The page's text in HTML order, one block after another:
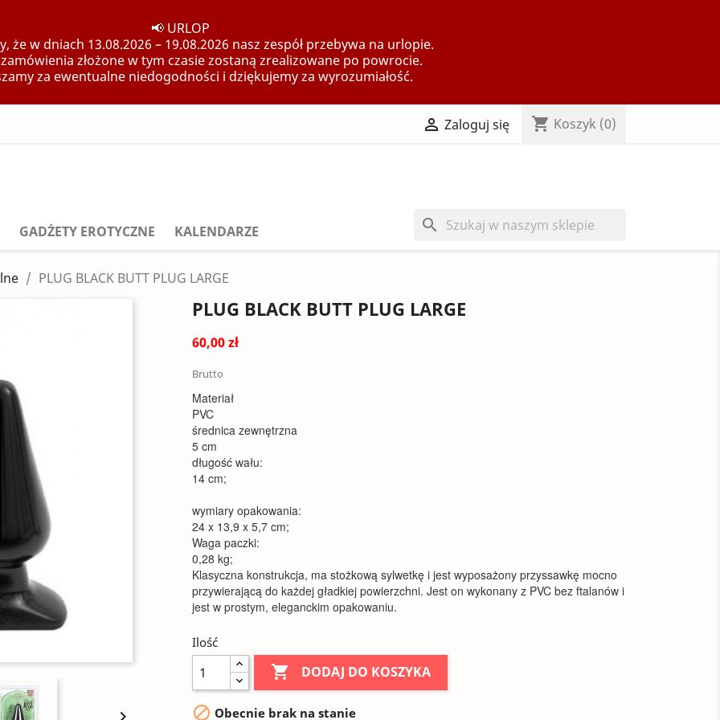
📢 URLOP
że w dniach 13.08.2026 – 19.08.2026 nasz zespół przebywa na urlopie.
złożone w tym czasie zostaną zrealizowane po powrocie.
za ewentualne niedogodności i dziękujemy za wyrozumiałość.
 Zaloguj się shopping_cart Koszyk (0)
GADŻETY EROTYCZNE KALENDARZE search
PLUG BLACK BUTT PLUG LARGE
PLUG BLACK BUTT PLUG LARGE
60,00 zł
Brutto
Materiał
PVC
średnica zewnętrzna
5 cm
długość wału:
14 cm;
wymiary opakowania:
24 x 13,9 x 5,7 cm;
Waga paczki:
0,28 kg;
Klasyczna konstrukcja, ma stożkową sylwetkę i jest wyposażony przyssawkę mocno
przywierającą do każdej gładkiej powierzchni. Jest on wykonany z PVC bez ftalanów i
jest w prostym, eleganckim opakowaniu.
Ilość
 DODAJ DO KOSZYKA
 Obecnie brak na stanie